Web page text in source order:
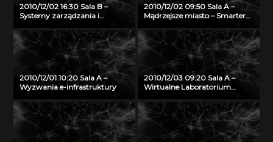
2010/12/02 16:30 Sala B –
Systemy zarządzania i
kampusowej projektu Platon
2010/12/02 09:50 Sala A –
Mądrzejsze miasto – Smarter
pobierania opłat za wjazd do
centrum w Sztokholmie
2010/12/01 10:20 Sala A –
Wyzwania e-infrastruktury
2010/12/03 09:20 Sala A –
Wirtualne Laboratorium
jako innowacyjna platforma e-
nauczania o środowisku
naturalnym